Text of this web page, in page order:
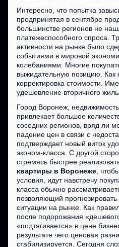
Интересно, что попытка
предпринятая в сентябре
большинстве регионов не
платежеспособного спроса.
активности на рынке было
событиями в мировой
колебаниями. Многие
выжидательную позицию. Как
корректировка стоимости.
удешевление вторичного
Город Воронеж, недвижимость
привлекает большое
соседних регионов, вряд ли
падение цен в связи с
подтверждает новый виток
эконом-класса. С другой
стремясь быстрее
квартиры в Воронеже,
условия, идут навстречу
класса обычно
позволяющий
ситуации на рынке. Как
после подорожания
«подтягивается» в цене
результате чего ценовая
стабилизируется. Сегодня